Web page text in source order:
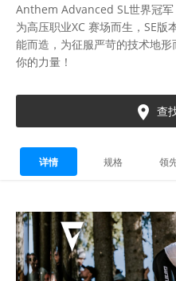
Anthem Advanced SL世界冠
为高压职业XC 赛场而生，SE
能而造，为征服严苛的技术地
你的力量！
 查
详情 规格 领